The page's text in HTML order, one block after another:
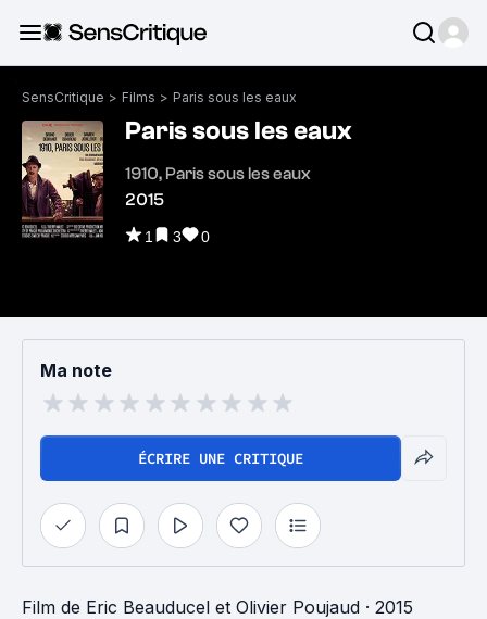
SensCritique > Films > Paris sous les eaux
Paris sous les eaux
1910, Paris sous les eaux
2015
1 3 0
Ma note
ÉCRIRE UNE CRITIQUE
Film de Eric Beauducel et Olivier Poujaud · 2015